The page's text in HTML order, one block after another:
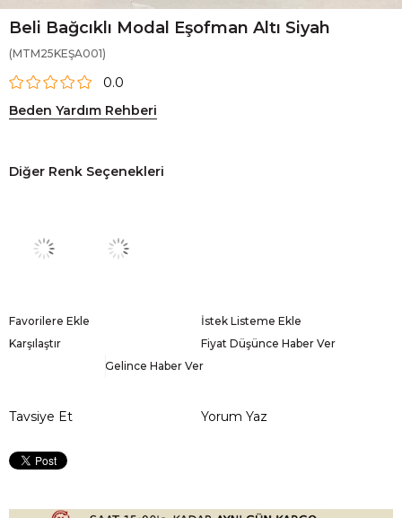
Beli Bağcıklı Modal Eşofman Altı Siyah
(MTM25KEŞA001)
0.0
Beden Yardım Rehberi
Diğer Renk Seçenekleri
Favorilere Ekle
İstek Listeme Ekle
Karşılaştır
Fiyat Düşünce Haber Ver
Gelince Haber Ver
Tavsiye Et Yorum Yaz